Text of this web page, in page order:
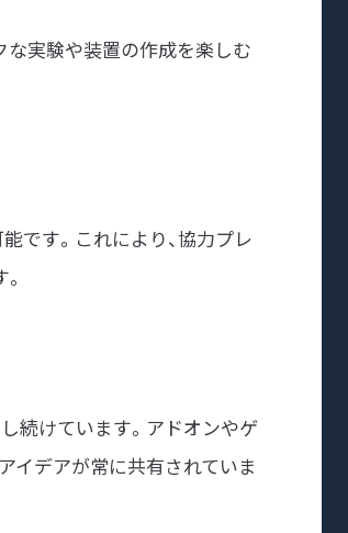
な実験や装置の作成を楽しむ
です。これにより、協力プレ
続けています。アドオンやゲ
イデアが常に共有されていま